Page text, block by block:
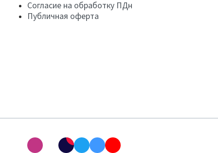
Согласие на обработку ПДн
Публичная оферта